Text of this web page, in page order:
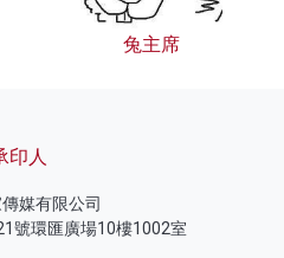
兔主席
印人
媒有限公司
號環匯廣場10樓1002室